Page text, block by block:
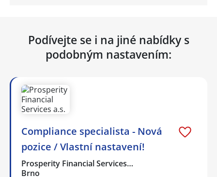
Podívejte se i na jiné nabídky s
podobným nastavením:
Compliance specialista - Nová
pozice / Vlastní nastavení!
Prosperity Financial Services…
Brno